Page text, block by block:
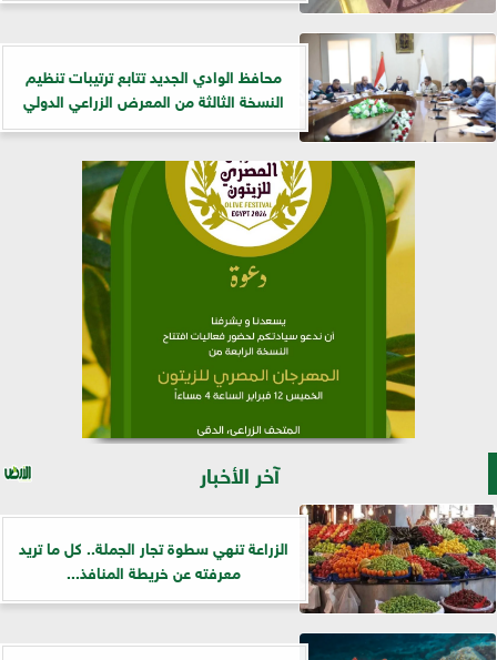
​محافظ الوادي الجديد تتابع ترتيبات تنظيم
النسخة الثالثة من المعرض الزراعي الدولي
آخر الأخبار
الزراعة تنهي سطوة تجار الجملة.. كل ما تريد
معرفته عن خريطة المنافذ...